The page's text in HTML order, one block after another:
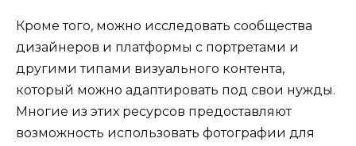
Кроме того, можно исследовать сообщества
дизайнеров и платформы с портретами и
другими типами визуального контента,
который можно адаптировать под свои нужды.
Многие из этих ресурсов предоставляют
возможность использовать фотографии для